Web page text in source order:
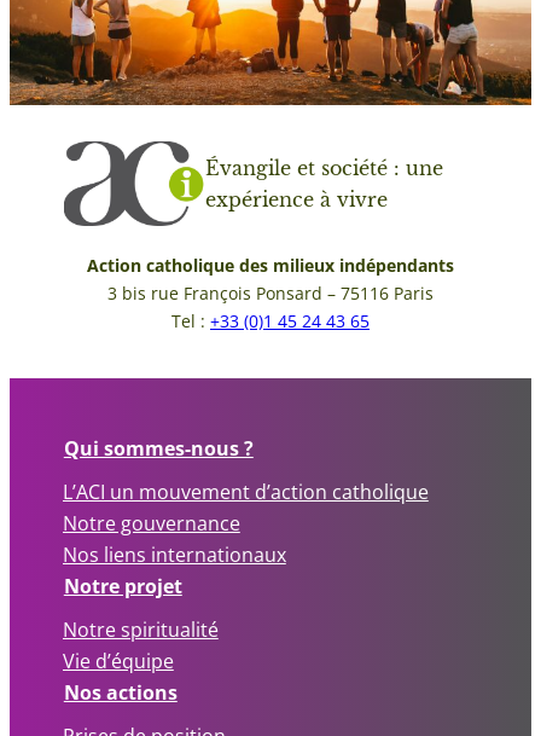
Évangile et société : une
expérience à vivre
Action catholique des milieux indépendants
3 bis rue François Ponsard – 75116 Paris
Tel : +33 (0)1 45 24 43 65
Qui sommes-nous ?
L’ACI un mouvement d’action catholique
Notre gouvernance
Nos liens internationaux
Notre projet
Notre spiritualité
Vie d’équipe
Nos actions